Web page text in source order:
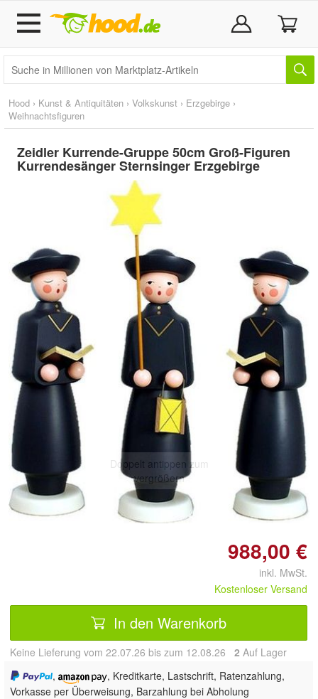
Hood › Kunst & Antiquitäten › Volkskunst › Erzgebirge ›
Weihnachtsfiguren
Zeidler Kurrende-Gruppe 50cm Groß-Figuren
Kurrendesänger Sternsinger Erzgebirge
Doppelt antippen zum
vergrößern
988,00 €
inkl. MwSt.
Kostenloser Versand
In den Warenkorb
Keine Lieferung vom 22.07.26 bis zum 12.08.26 2 Auf Lager
,
, Kreditkarte, Lastschrift, Ratenzahlung,
Vorkasse per Überweisung, Barzahlung bei Abholung